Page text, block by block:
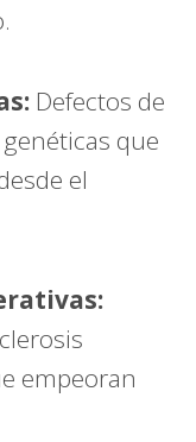
Defectos de
que
el
empeoran